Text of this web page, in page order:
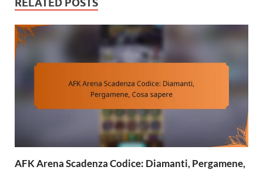
RELATED POSTS
AFK Arena Scadenza Codice: Diamanti, Pergamene,